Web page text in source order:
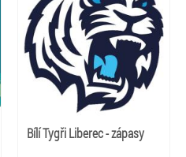
Bílí Tygři Liberec - zápasy